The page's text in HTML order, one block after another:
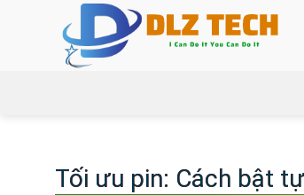
Tối ưu pin: Cách bật